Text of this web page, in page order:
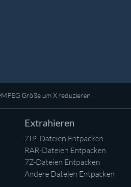
MPEG Größe um X reduzieren
Extrahieren
ZIP-Dateien Entpacken
RAR-Dateien Entpacken
7Z-Dateien Entpacken
Andere Dateien Entpacken